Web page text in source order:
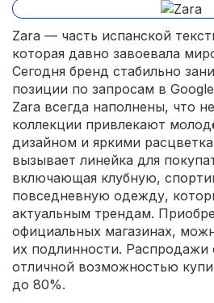
Zara — часть испанской
которая давно завоевала
Сегодня бренд стабильно
позиции по запросам в
Zara всегда наполнены, что
коллекции привлекают
дизайном и яркими
вызывает линейка для
включающая клубную,
повседневную одежду,
актуальным трендам.
официальных магазинах,
их подлинности. Распродажи
отличной возможностью
до 80%.